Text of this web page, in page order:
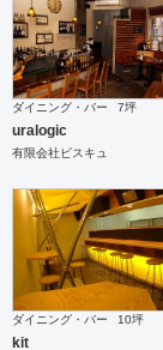
ダイニング・バー 7坪
uralogic
有限会社ビスキュ
ダイニング・バー 10坪
kit